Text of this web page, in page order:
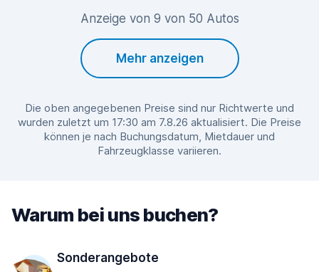
Anzeige von 9 von 50 Autos
Mehr anzeigen
Die oben angegebenen Preise sind nur Richtwerte und
wurden zuletzt um 17:30 am 7.8.26 aktualisiert. Die Preise
können je nach Buchungsdatum, Mietdauer und
Fahrzeugklasse variieren.
Warum bei uns buchen?
Sonderangebote